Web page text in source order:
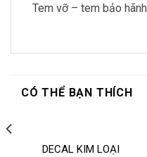
Tem vỡ – tem bảo hãnh
CÓ THỂ BẠN THÍCH
DECAL KIM LOẠI